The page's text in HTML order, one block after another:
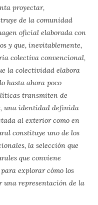
proyectar,
de la comunidad
oficial elaborada con
y que, inevitablemente,
colectiva convencional,
la colectividad elabora
hasta ahora poco
transmiten de
una identidad definida
al exterior como en
constituye uno de los
la selección que
que conviene
explorar cómo los
una representación de la